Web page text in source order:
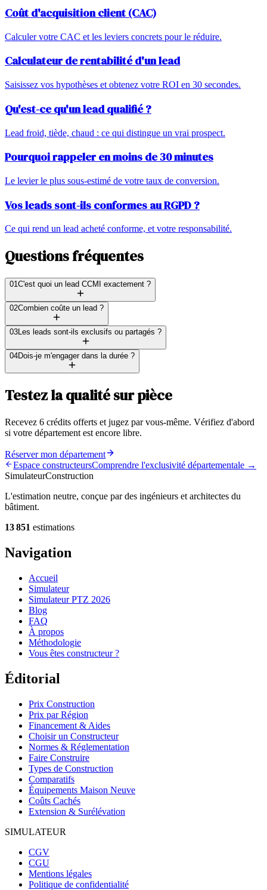
Coût d'acquisition client (CAC)
Calculer votre CAC et les leviers concrets pour le réduire.
Calculateur de rentabilité d'un lead
Saisissez vos hypothèses et obtenez votre ROI en 30 secondes.
Qu'est-ce qu'un lead qualifié ?
Lead froid, tiède, chaud : ce qui distingue un vrai prospect.
Pourquoi rappeler en moins de 30 minutes
Le levier le plus sous-estimé de votre taux de conversion.
Vos leads sont-ils conformes au RGPD ?
Ce qui rend un lead acheté conforme, et votre responsabilité.
Questions fréquentes
01C'est quoi un lead CCMI exactement ?
02Combien coûte un lead ?
03Les leads sont-ils exclusifs ou partagés ?
04Dois-je m'engager dans la durée ?
Testez la qualité sur pièce
Recevez 6 crédits offerts et jugez par vous-même. Vérifiez d'abord
si votre département est encore libre.
Réserver mon département
Espace constructeursComprendre l'exclusivité départementale →
SimulateurConstruction
L'estimation neutre, conçue par des ingénieurs et architectes du
bâtiment.
13 851 estimations
Navigation
Accueil
Simulateur
Simulateur PTZ 2026
Blog
FAQ
À propos
Méthodologie
Vous êtes constructeur ?
Éditorial
Prix Construction
Prix par Région
Financement & Aides
Choisir un Constructeur
Normes & Réglementation
Faire Construire
Types de Construction
Comparatifs
Équipements Maison Neuve
Coûts Cachés
Extension & Surélévation
SIMULATEUR
CGV
CGU
Mentions légales
Politique de confidentialité